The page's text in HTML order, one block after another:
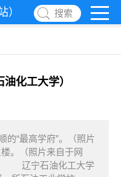
） 搜索
化工大学）
的“最高学府”。（照片
。（照片来自于网
辽宁石油化工大学